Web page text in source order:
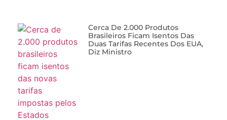
Brasileiros Ficam Isentos Das
Duas Tarifas Recentes Dos EUA,
Diz Ministro